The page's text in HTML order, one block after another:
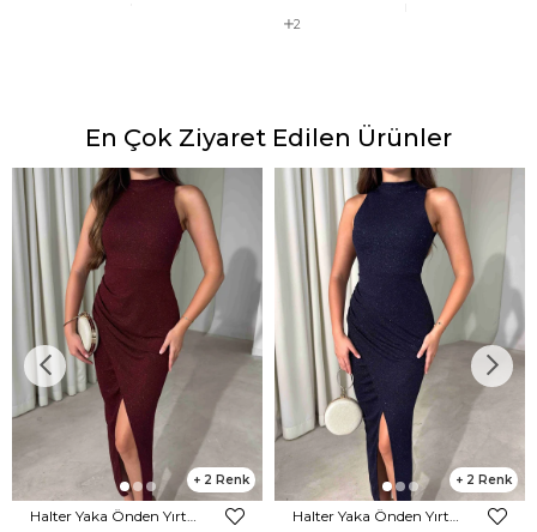
2
En Çok Ziyaret Edilen Ürünler
2 2